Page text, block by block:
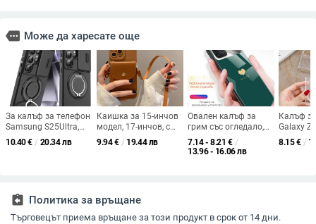
more Може да харесате още
За калъф за телефон
Samsung S25Ultra,
скоба за прозорец
S24Ultra, защитен
10.40€ / 20.34 лв
Каишка за 15-инчов
модел, 17-инчов, с
защита от падане,
16-инчов, за
9.94€ / 19.44 лв
Овален калъф за
грим със огледало,
TPU за iPhone 12/XR,
персонализиран по
7.14 - 8.21 € /
13.96 - 16.06 лв
Калъф
Galaxy Z
със
защита
8.15€ /
assignment_return Политика за връщане
Търговецът приема връщане за този продукт в срок от 14 дни.